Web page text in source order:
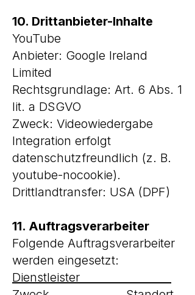
10. Drittanbieter-Inhalte
YouTube
Anbieter: Google Ireland
Limited
Rechtsgrundlage: Art. 6 Abs. 1
lit. a DSGVO
Zweck: Videowiedergabe
Integration erfolgt
datenschutzfreundlich (z. B.
youtube-nocookie).
Drittlandtransfer: USA (DPF)
11. Auftragsverarbeiter
Folgende Auftragsverarbeiter
werden eingesetzt:
Dienstleister